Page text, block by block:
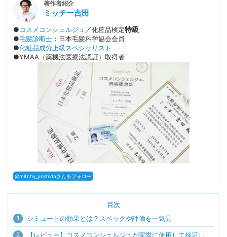
著作者紹介
ミッチー吉田
●コスメコンシェルジュ ／化粧品検定特級
●毛髪診断士 ：日本毛髪科学協会会員
●化粧品成分上級スペシャリスト
●YMAA（薬機法医療法認証）取得者
@mitchy_yoshidaさんをフォロー
目次
1 シミュートの効果とは？スペックや評価を一気見
2
【レビュー】コスメコンシェルジュが実際に使用して検証し